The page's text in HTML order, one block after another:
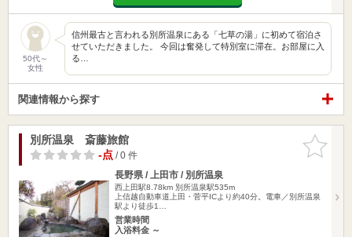
50代～
女性
信州最古と言われる別所温泉にある「七草の湯」に初めて宿泊さ
せていただきました。 今回は奮発して特別室に滞在。お部屋に入
る…
関連情報から探す
お気に入
りに追加
別所温泉 斎藤旅館
-点/ 0 件
長野県 / 上田市 / 別所温泉
西上田駅8.78km 別所温泉駅535m
上信越自動車道上田・菅平ICより約40分。電車／別所温泉
駅より徒歩1…
営業時間
入浴料金 ～